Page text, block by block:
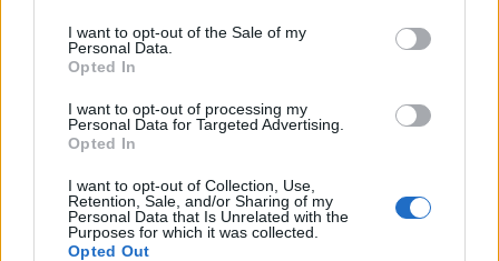
I want to opt-out of the Sale of my
Personal Data.
Opted In
I want to opt-out of processing my
Personal Data for Targeted Advertising.
Opted In
I want to opt-out of Collection, Use,
Retention, Sale, and/or Sharing of my
Personal Data that Is Unrelated with the
Purposes for which it was collected.
Opted Out
δός μοι τοῦτον τὸν ξένον, ἵνα κρύψω ἐν τάφῳ, ὃς
ὡς ξένος οὐκ ἔχει τὴν κεφαλὴν ποῦ κλῖναι».
ΔΙΑΦΗΜΙΣΗ